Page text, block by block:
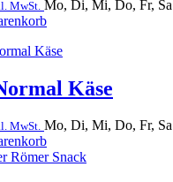
MwSt. Mo, Di, Mi, Do, Fr, Sa
Käse
MwSt. Mo, Di, Mi, Do, Fr, Sa